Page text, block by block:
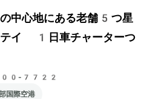
中心地にある老舗5つ星
テイ 1日車チャーターつ
7722
国際空港